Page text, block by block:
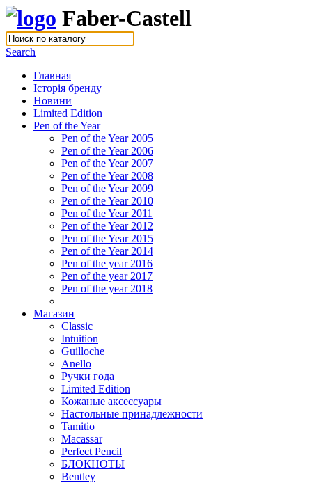
Faber-Castell
Search
Главная
Історія бренду
Новини
Limited Edition
Pen of the Year
Pen of the Year 2005
Pen of the Year 2006
Pen of the Year 2007
Pen of the Year 2008
Pen of the Year 2009
Pen of the Year 2010
Pen of the Year 2011
Pen of the Year 2012
Pen of the Year 2015
Pen of the Year 2014
Pen of the year 2016
Pen of the year 2017
Pen of the year 2018
Магазин
Classic
Intuition
Guilloche
Anello
Ручки года
Limited Edition
Кожаные аксессуары
Настольные принадлежности
Tamitio
Macassar
Perfect Pencil
БЛОКНОТЫ
Bentley